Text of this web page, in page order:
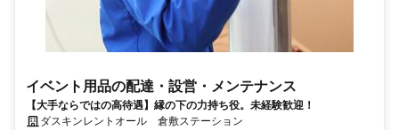
イベント用品の配達・設営・メンテナンス
【大手ならではの高待遇】縁の下の力持ち役。未経験歓迎！
ダスキンレントオール 倉敷ステーション